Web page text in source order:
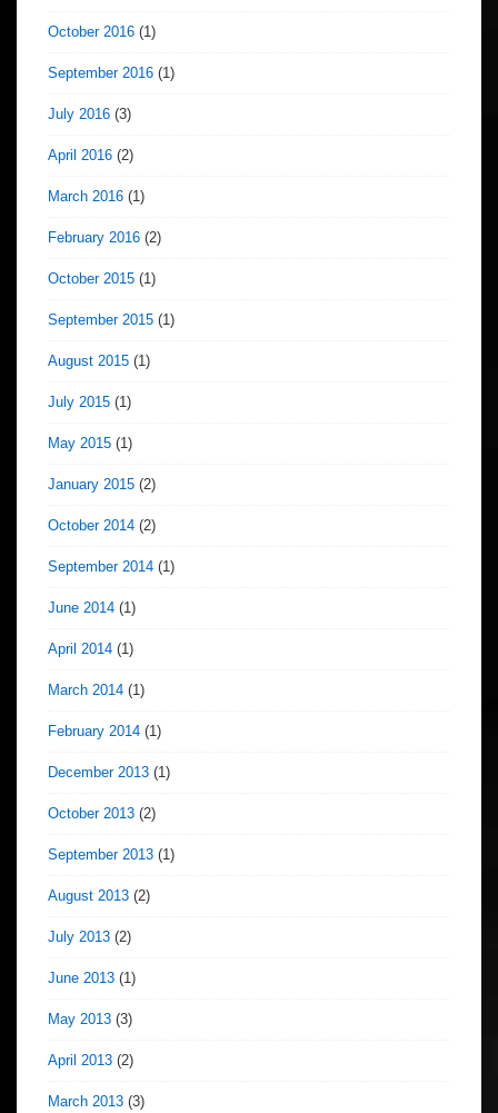
October 2016 (1)
September 2016 (1)
July 2016 (3)
April 2016 (2)
March 2016 (1)
February 2016 (2)
October 2015 (1)
September 2015 (1)
August 2015 (1)
July 2015 (1)
May 2015 (1)
January 2015 (2)
October 2014 (2)
September 2014 (1)
June 2014 (1)
April 2014 (1)
March 2014 (1)
February 2014 (1)
December 2013 (1)
October 2013 (2)
September 2013 (1)
August 2013 (2)
July 2013 (2)
June 2013 (1)
May 2013 (3)
April 2013 (2)
March 2013 (3)